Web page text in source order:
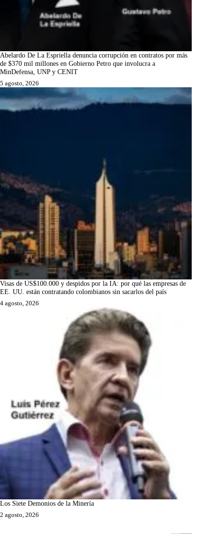
Abelardo De La Espriella denuncia corrupción en contratos por más
de $370 mil millones en Gobierno Petro que involucra a
MinDefensa, UNP y CENIT
5 agosto, 2026
Visas de US$100.000 y despidos por la IA: por qué las empresas de
EE. UU. están contratando colombianos sin sacarlos del país
4 agosto, 2026
Los Siete Demonios de la Minería
2 agosto, 2026